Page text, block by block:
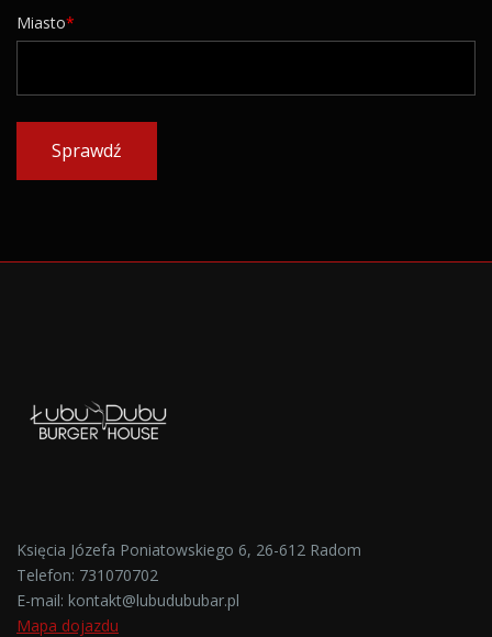
Miasto
Sprawdź
Księcia Józefa Poniatowskiego 6, 26-612 Radom
Telefon: 731070702
E-mail: kontakt@lubudububar.pl
Mapa dojazdu